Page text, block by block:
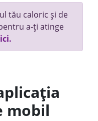
tău caloric și de
a-ți atinge
mobil